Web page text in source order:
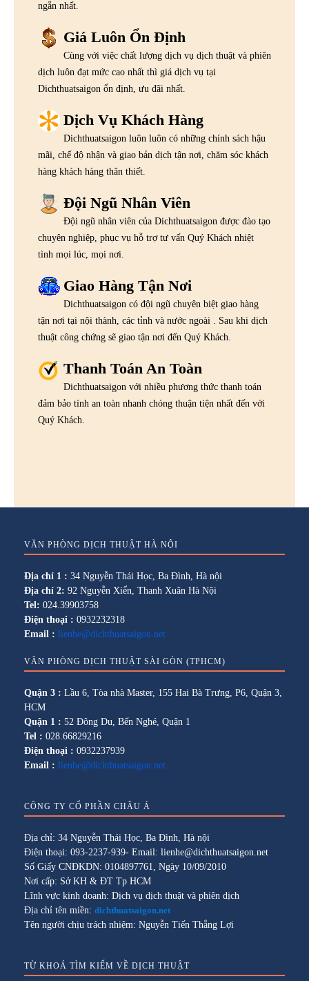
ngắn nhất.
Giá Luôn Ổn Định
Cùng với việc chất lượng dịch vụ dịch thuật và phiên
dịch luôn đạt mức cao nhất thì giá dịch vụ tại
Dichthuatsaigon ổn định, ưu đãi nhất.
Dịch Vụ Khách Hàng
Dichthuatsaigon luôn luôn có những chính sách hậu
mãi, chế độ nhận và giao bản dịch tận nơi, chăm sóc khách
hàng khách hàng thân thiết.
Đội Ngũ Nhân Viên
Đội ngũ nhân viên của Dichthuatsaigon được đào tạo
chuyên nghiệp, phục vụ hỗ trợ tư vấn Quý Khách nhiệt
tình mọi lúc, mọi nơi.
Giao Hàng Tận Nơi
Dichthuatsaigon có đội ngũ chuyên biệt giao hàng
tận nơi tại nội thành, các tỉnh và nước ngoài . Sau khi dịch
thuật công chứng sẽ giao tận nơi đến Quý Khách.
Thanh Toán An Toàn
Dichthuatsaigon với nhiều phương thức thanh toán
đảm bảo tính an toàn nhanh chóng thuận tiện nhất đến với
Quý Khách.
VĂN PHÒNG DỊCH THUẬT HÀ NỘI
Địa chỉ 1 : 34 Nguyễn Thái Học, Ba Đình, Hà nội
Địa chỉ 2: 92 Nguyễn Xiển, Thanh Xuân Hà Nội
Tel: 024.39903758
Điện thoại : 0932232318
Email : lienhe@dichthuatsaigon.net
VĂN PHÒNG DỊCH THUẬT SÀI GÒN (TPHCM)
Quận 3 : Lầu 6, Tòa nhà Master, 155 Hai Bà Trưng, P6, Quận 3,
HCM
Quận 1 : 52 Đông Du, Bến Nghé, Quận 1
Tel : 028.66829216
Điện thoại : 0932237939
Email : lienhe@dichthuatsaigon.net
CÔNG TY CỔ PHẦN CHÂU Á
Địa chỉ: 34 Nguyễn Thái Học, Ba Đình, Hà nội
Điện thoại: 093-2237-939- Email: lienhe@dichthuatsaigon.net
Số Giấy CNĐKDN: 0104897761, Ngày 10/09/2010
Nơi cấp: Sở KH & ĐT Tp HCM
Lĩnh vực kinh doanh: Dịch vụ dịch thuật và phiên dịch
Địa chỉ tên miền: dichthuatsaigon.net
Tên người chịu trách nhiệm: Nguyễn Tiến Thắng Lợi
TỪ KHOÁ TÌM KIẾM VỀ DỊCH THUẬT